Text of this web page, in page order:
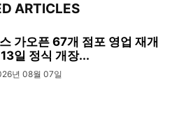
ARTICLES
가오픈 67개 점포 영업 재개
일 정식 개장...
년 08월 07일